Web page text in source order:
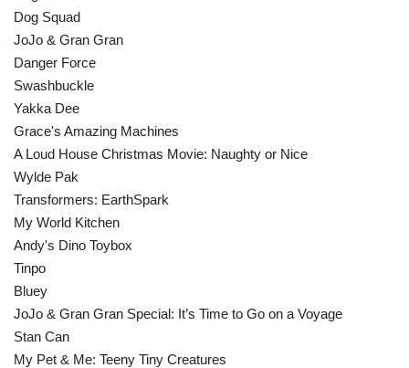
Dog Squad
JoJo & Gran Gran
Danger Force
Swashbuckle
Yakka Dee
Grace's Amazing Machines
A Loud House Christmas Movie: Naughty or Nice
Wylde Pak
Transformers: EarthSpark
My World Kitchen
Andy's Dino Toybox
Tinpo
Bluey
JoJo & Gran Gran Special: It’s Time to Go on a Voyage
Stan Can
My Pet & Me: Teeny Tiny Creatures